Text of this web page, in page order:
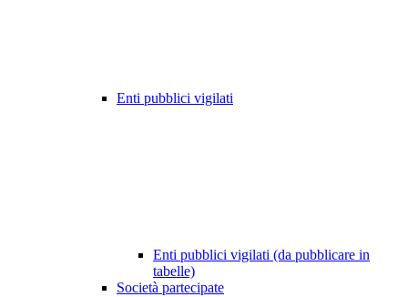
Enti pubblici vigilati
Enti pubblici vigilati (da pubblicare in
tabelle)
Società partecipate